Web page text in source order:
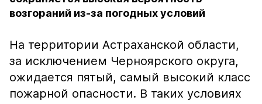
возгораний из-за погодных условий
На территории Астраханской области,
за исключением Черноярского округа,
ожидается пятый, самый высокий класс
пожарной опасности. В таких условиях